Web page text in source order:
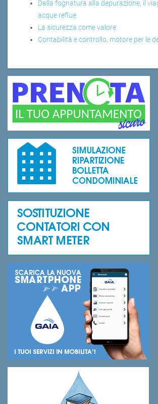
Dalla fognatura alla depurazione, il
acque reflue
La sicurezza come valore
Contabilità e controllo, motore per le